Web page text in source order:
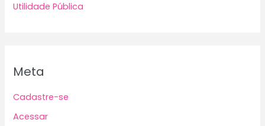
Utilidade Pública
Meta
Cadastre-se
Acessar